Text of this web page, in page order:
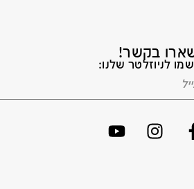
בקשר!
לניוזלטר שלנו: